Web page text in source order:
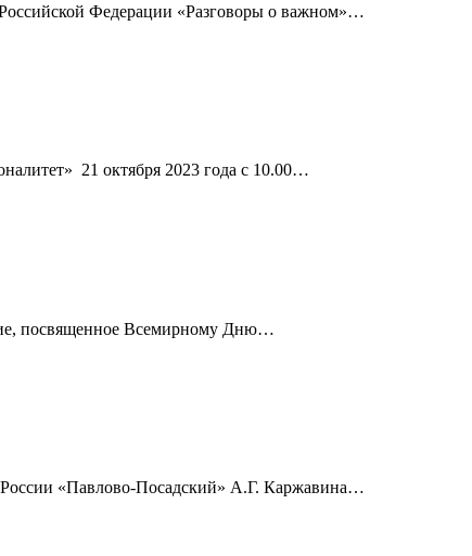
Федерации «Разговоры о важном»…
21 октября 2023 года с 10.00…
посвященное Всемирному Дню…
«Павлово-Посадский» А.Г. Каржавина…